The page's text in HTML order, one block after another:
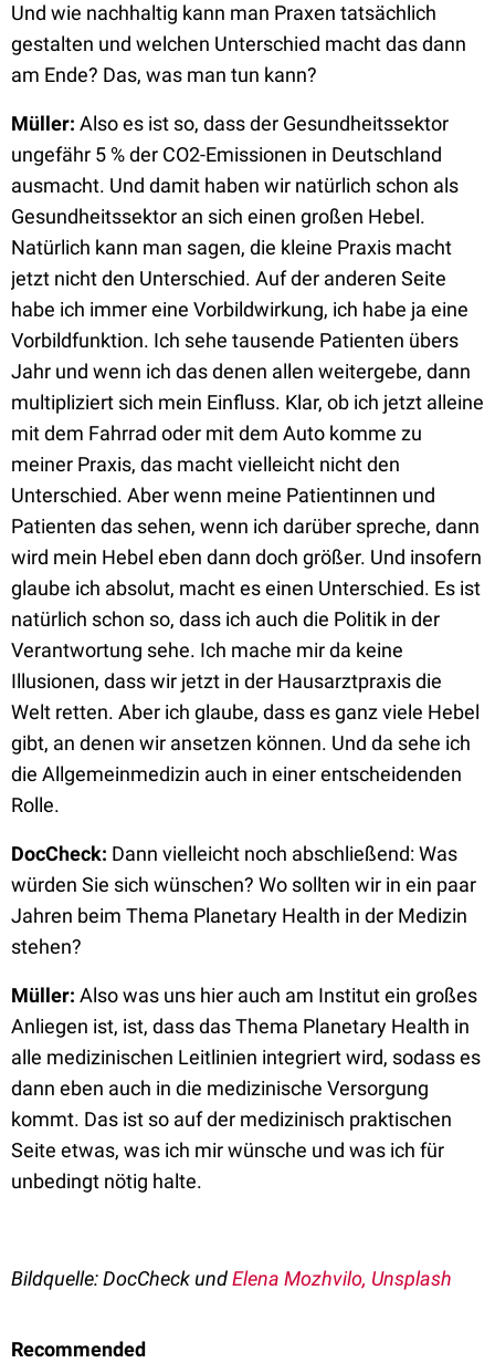
Und wie nachhaltig kann man Praxen tatsächlich
gestalten und welchen Unterschied macht das dann
am Ende? Das, was man tun kann?
Müller: Also es ist so, dass der Gesundheitssektor
ungefähr 5 % der CO2-Emissionen in Deutschland
ausmacht. Und damit haben wir natürlich schon als
Gesundheitssektor an sich einen großen Hebel.
Natürlich kann man sagen, die kleine Praxis macht
jetzt nicht den Unterschied. Auf der anderen Seite
habe ich immer eine Vorbildwirkung, ich habe ja eine
Vorbildfunktion. Ich sehe tausende Patienten übers
Jahr und wenn ich das denen allen weitergebe, dann
multipliziert sich mein Einfluss. Klar, ob ich jetzt alleine
mit dem Fahrrad oder mit dem Auto komme zu
meiner Praxis, das macht vielleicht nicht den
Unterschied. Aber wenn meine Patientinnen und
Patienten das sehen, wenn ich darüber spreche, dann
wird mein Hebel eben dann doch größer. Und insofern
glaube ich absolut, macht es einen Unterschied. Es ist
natürlich schon so, dass ich auch die Politik in der
Verantwortung sehe. Ich mache mir da keine
Illusionen, dass wir jetzt in der Hausarztpraxis die
Welt retten. Aber ich glaube, dass es ganz viele Hebel
gibt, an denen wir ansetzen können. Und da sehe ich
die Allgemeinmedizin auch in einer entscheidenden
Rolle.
DocCheck: Dann vielleicht noch abschließend: Was
würden Sie sich wünschen? Wo sollten wir in ein paar
Jahren beim Thema Planetary Health in der Medizin
stehen?
Müller: Also was uns hier auch am Institut ein großes
Anliegen ist, ist, dass das Thema Planetary Health in
alle medizinischen Leitlinien integriert wird, sodass es
dann eben auch in die medizinische Versorgung
kommt. Das ist so auf der medizinisch praktischen
Seite etwas, was ich mir wünsche und was ich für
unbedingt nötig halte.
Bildquelle: DocCheck undElena Mozhvilo, Unsplash
Recommended